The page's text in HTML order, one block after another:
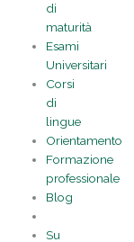
di
maturità
Esami
Universitari
Corsi
di
lingue
Orientamento
Formazione
professionale
Blog
Su